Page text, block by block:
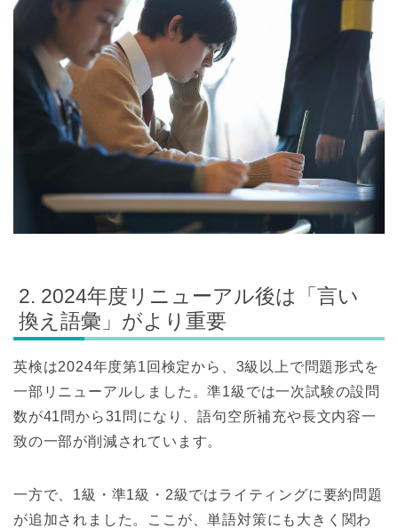
2. 2024年度リニューアル後は「言い
換え語彙」がより重要
英検は2024年度第1回検定から、3級以上で問題形式を
一部リニューアルしました。準1級では一次試験の設問
数が41問から31問になり、語句空所補充や長文内容一
致の一部が削減されています。
一方で、1級・準1級・2級ではライティングに要約問題
が追加されました。ここが、単語対策にも大きく関わ